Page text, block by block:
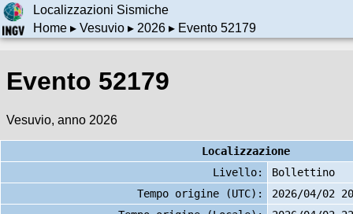
Localizzazioni Sismiche
Home▸ Vesuvio▸ 2026▸ Evento 52179
Evento 52179
Vesuvio, anno 2026
Localizzazione
Livello:
Bollettino
Tempo origine (UTC):
2026/04/02